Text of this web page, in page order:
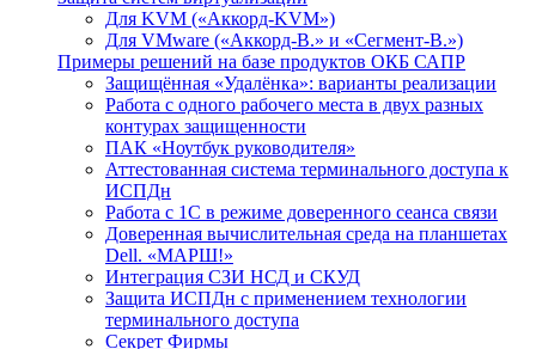
Для KVM («Аккорд-KVM»)
Для VMware («Аккорд-В.» и «Сегмент-В.»)
Примеры решений на базе продуктов ОКБ САПР
Защищённая «Удалёнка»: варианты реализации
Работа с одного рабочего места в двух разных
контурах защищенности
ПАК «Ноутбук руководителя»
Аттестованная система терминального доступа к
ИСПДн
Работа с 1С в режиме доверенного сеанса связи
Доверенная вычислительная среда на планшетах
Dell. «МАРШ!»
Интеграция СЗИ НСД и СКУД
Защита ИСПДн с применением технологии
терминального доступа
Секрет Фирмы